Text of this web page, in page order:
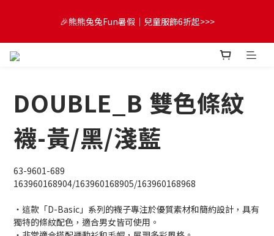
💌】
🎉熊熊兔兔Fun暑假｜兒童服飾6折起>>>
😍FUN暑假！童裝開心購【滿$3,000，送$300 (最高回饋$1,200)
💌】
DOUBLE_B 雙色條紋
襪-黃/黑/淺藍
63-9601-689
163960168904/163960168905/163960168968
・這款「D-Basic」系列的襪子專注於優質素材和簡約設計，具有
獨特的條紋配色，適合男女皆可使用。